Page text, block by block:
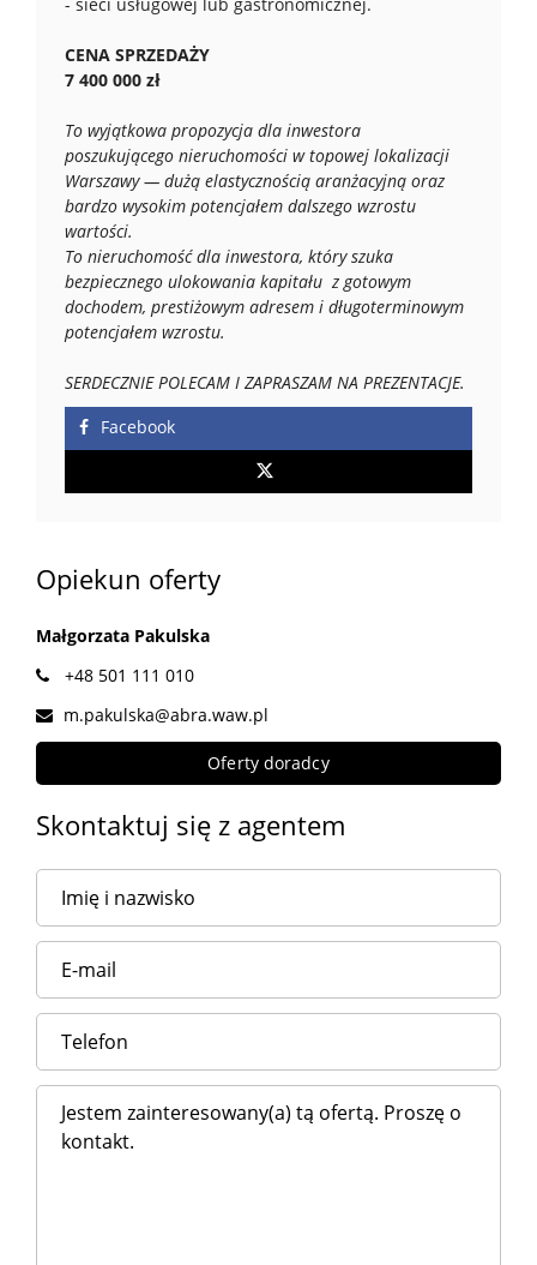
CENA SPRZEDAŻY
7 400 000 zł
To wyjątkowa propozycja dla inwestora
poszukującego nieruchomości w topowej lokalizacji
Warszawy — dużą elastycznością aranżacyjną oraz
bardzo wysokim potencjałem dalszego wzrostu
wartości.
To nieruchomość dla inwestora, który szuka
bezpiecznego ulokowania kapitału z gotowym
dochodem, prestiżowym adresem i długoterminowym
potencjałem wzrostu.
SERDECZNIE POLECAM I ZAPRASZAM NA PREZENTACJE.
Facebook
Opiekun oferty
Małgorzata Pakulska
+48 501 111 010
m.pakulska@abra.waw.pl
Oferty doradcy
Skontaktuj się z agentem